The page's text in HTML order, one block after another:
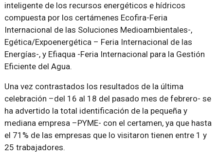
inteligente de los recursos energéticos e hídricos
compuesta por los certámenes Ecofira-Feria
Internacional de las Soluciones Medioambientales-,
Egética/Expoenergética – Feria Internacional de las
Energías-, y Efiaqua -Feria Internacional para la Gestión
Eficiente del Agua.
Una vez contrastados los resultados de la última
celebración –del 16 al 18 del pasado mes de febrero- se
ha advertido la total identificación de la pequeña y
mediana empresa –PYME- con el certamen, ya que hasta
el 71% de las empresas que lo visitaron tienen entre 1 y
25 trabajadores.